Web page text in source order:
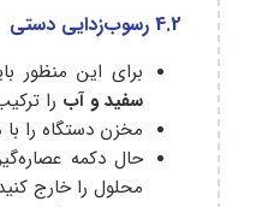
4.2 رسوب‌زدایی دستی
برای این منظور
سفید و آب را
مخزن دستگاه را
حال دکمه
محلول را خارج